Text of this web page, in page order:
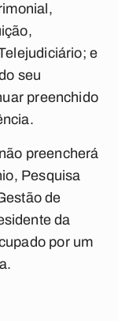
e
seu
preenchido
preencherá
Pesquisa
de
da
por um